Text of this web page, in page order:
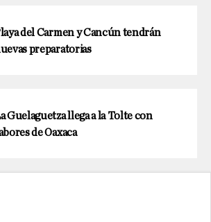
del Carmen y Cancún tendrán
preparatorias
Guelaguetza llega a la Tolte con
de Oaxaca